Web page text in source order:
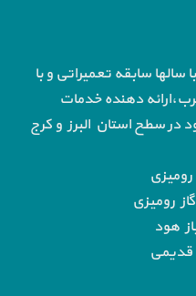
سابقه تعمیراتی و با
دهنده خدمات
در سطح استان البرز و کرج
رومیزی
هود
قدیمی